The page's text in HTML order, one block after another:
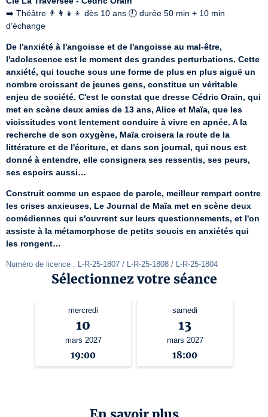
➡️ Théâtre 👨‍👩‍👧‍👦 dès 10 ans 🕘 durée 50 min + 10 min
d’échange
De l'anxiété à l'angoisse et de l'angoisse au mal-être,
l'adolescence est le moment des grandes perturbations. Cette
anxiété, qui touche sous une forme de plus en plus aiguë un
nombre croissant de jeunes gens, constitue un véritable
enjeu de société. C'est le constat que dresse Cédric Orain, qui
met en scène deux amies de 13 ans, Alice et Maïa, que les
vicissitudes vont lentement conduire à vivre en apnée. A la
recherche de son oxygène, Maïa croisera la route de la
littérature et de l'écriture, et dans son journal, qui nous est
donné à entendre, elle consignera ses ressentis, ses peurs,
ses espoirs aussi…
Construit comme un espace de parole, meilleur rempart contre
les crises anxieuses, Le Journal de Maïa met en scène deux
comédiennes qui s'ouvrent sur leurs questionnements, et l'on
assiste à la métamorphose de petits soucis en anxiétés qui
les rongent…
Numéro de licence : L-R-25-1807 / L-R-25-1808 / L-R-25-1804
Sélectionnez votre séance
mercredi
10
mars 2027
19:00
samedi
13
mars 2027
18:00